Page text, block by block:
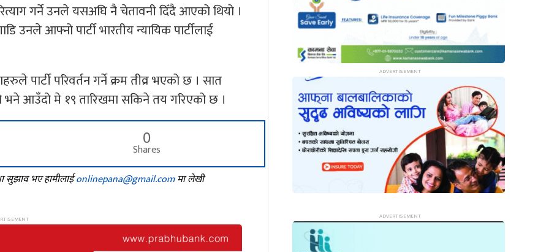
गर्ने उनले यसअघि नै चेतावनी दिँदै आएको थियो ।
उनले आफ्नो पार्टी भारतीय न्यायिक पार्टीलाई
पार्टी परिवर्तन गर्ने क्रम तीव्र भएको छ । सात
भने आउँदो मे १९ तारिखमा सकिने तय गरिएको छ ।
0
Shares
सुझाव भए हामीलाईonlinepana@gmail.comमा लेखी